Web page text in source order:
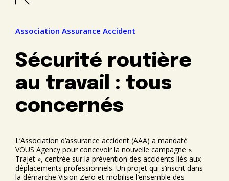
Association Assurance Accident
Sécurité routière
au travail : tous
concernés
L’Association d’assurance accident (AAA) a mandaté
VOUS Agency pour concevoir la nouvelle campagne «
Trajet », centrée sur la prévention des accidents liés aux
déplacements professionnels. Un projet qui s’inscrit dans
la démarche Vision Zero et mobilise l’ensemble des